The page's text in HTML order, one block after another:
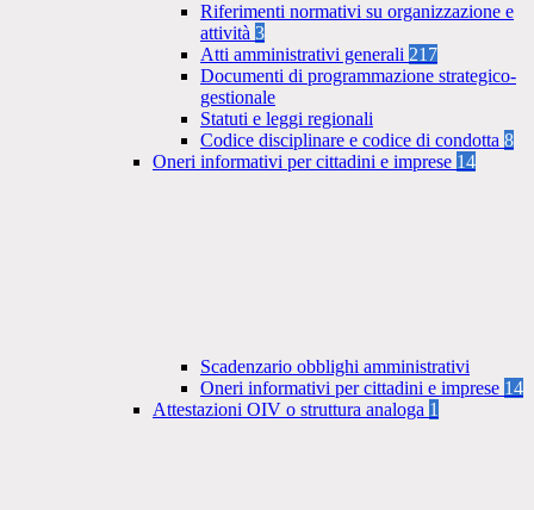
Riferimenti normativi su organizzazione e
attività 3
Atti amministrativi generali 217
Documenti di programmazione strategico-
gestionale
Statuti e leggi regionali
Codice disciplinare e codice di condotta 8
Oneri informativi per cittadini e imprese 14
Scadenzario obblighi amministrativi
Oneri informativi per cittadini e imprese 14
Attestazioni OIV o struttura analoga 1